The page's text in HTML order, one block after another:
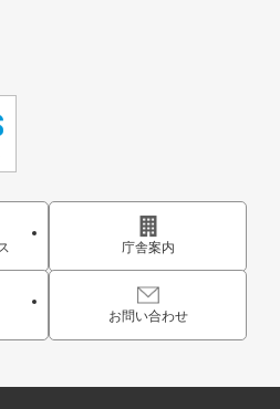
庁舎案内
お問い合わせ